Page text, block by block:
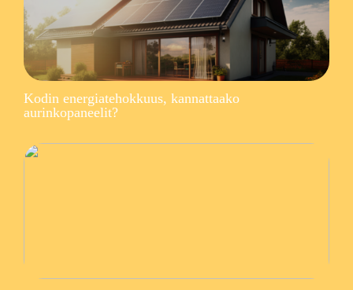
Kodin energiatehokkuus, kannattaako
aurinkopaneelit?